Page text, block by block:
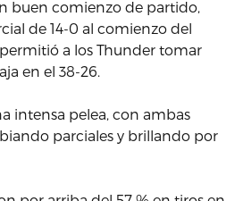
buen comienzo de partido,
de 14-0 al comienzo del
a los Thunder tomar
en el 38-26.
intensa pelea, con ambas
parciales y brillando por